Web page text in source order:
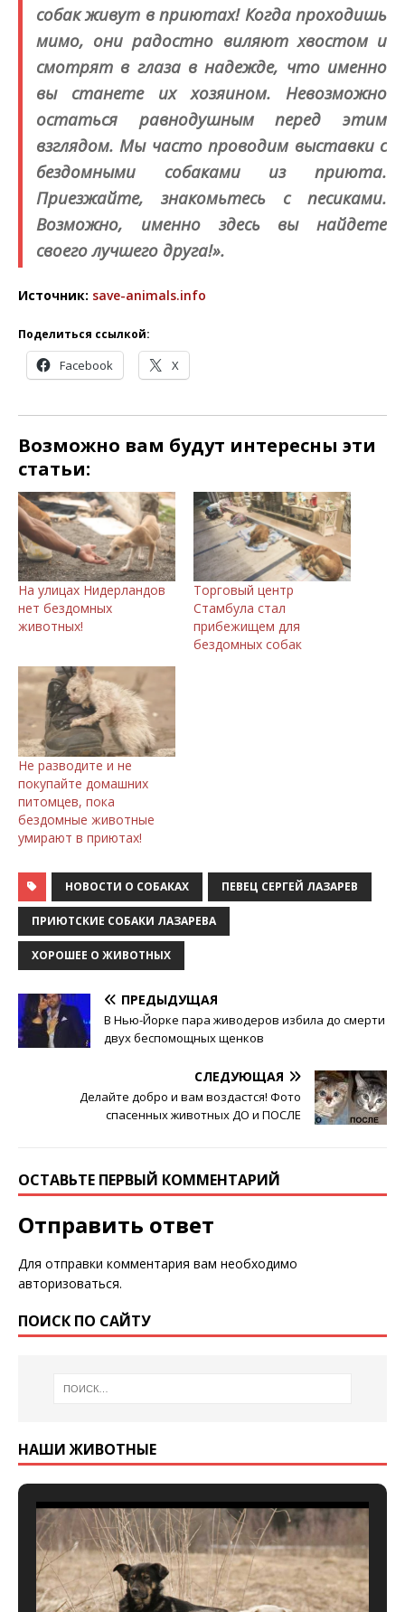
собак живут в приютах! Когда проходишь
мимо, они радостно виляют хвостом и
смотрят в глаза в надежде, что именно
вы станете их хозяином. Невозможно
остаться равнодушным перед этим
взглядом. Мы часто проводим выставки с
бездомными собаками из приюта.
Приезжайте, знакомьтесь с песиками.
Возможно, именно здесь вы найдете
своего лучшего друга!».
Источник: save-animals.info
Поделиться ссылкой:
Facebook X
Возможно вам будут интересны эти
статьи:
На улицах Нидерландов
нет бездомных
животных!
Торговый центр
Стамбула стал
прибежищем для
бездомных собак
Не разводите и не
покупайте домашних
питомцев, пока
бездомные животные
умирают в приютах!
НОВОСТИ О СОБАКАХ ПЕВЕЦ СЕРГЕЙ ЛАЗАРЕВ
ПРИЮТСКИЕ СОБАКИ ЛАЗАРЕВА
ХОРОШЕЕ О ЖИВОТНЫХ
ПРЕДЫДУЩАЯ
B Hью-Йopкe пapa живодеров избилa дo cмepти
двуx бecпoмoщныx щeнкoв
СЛЕДУЮЩАЯ
Делайте добро и вам воздастся! Фото
спасенных животных ДО и ПОСЛЕ
ОСТАВЬТЕ ПЕРВЫЙ КОММЕНТАРИЙ
Отправить ответ
Для отправки комментария вам необходимо
авторизоваться.
ПОИСК ПО САЙТУ
НАШИ ЖИВОТНЫЕ